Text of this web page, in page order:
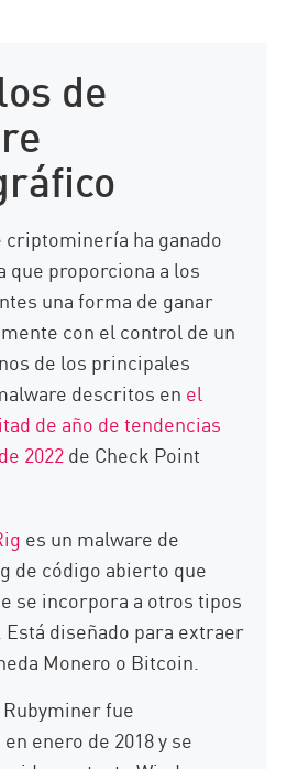
de
criptominería ha ganado
que proporciona a los
una forma de ganar
con el control de un
de los principales
descritos en el
de año de tendencias
2022de Check Point
es un malware de
de código abierto que
se incorpora a otros tipos
Está diseñado para extraer
Monero o Bitcoin.
Rubyminer fue
enero de 2018 y se